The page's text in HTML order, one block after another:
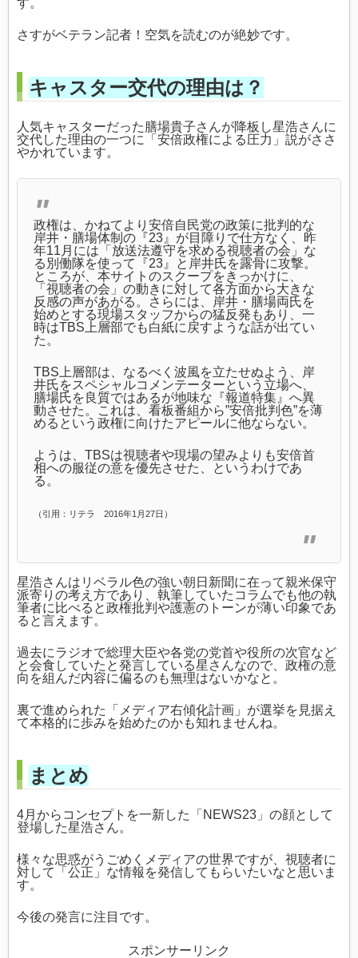
す。
さすがベテラン記者！空気を読むのが絶妙です。
キャスター交代の理由は？
人気キャスターだった膳場貴子さんが降板し星浩さんに
交代した理由の一つに「安倍政権による圧力」説がささ
やかれています。
政権は、かねてより安倍自民党の政策に批判的な
岸井・膳場体制の『23』が目障りで仕方なく、昨
年11月には「放送法遵守を求める視聴者の会」な
る別働隊を使って『23』と岸井氏を露骨に攻撃。
ところが、本サイトのスクープをきっかけに、
「視聴者の会」の動きに対して各方面から大きな
反感の声があがる。さらには、岸井・膳場両氏を
始めとする現場スタッフからの猛反発もあり、一
時はTBS上層部でも白紙に戻すような話が出てい
た。
TBS上層部は、なるべく波風を立たせぬよう、岸
井氏をスペシャルコメンテーターという立場へ、
膳場氏を良質ではあるが地味な『報道特集』へ異
動させた。これは、看板番組から”安倍批判色”を薄
めるという政権に向けたアピールに他ならない。
ようは、TBSは視聴者や現場の望みよりも安倍首
相への服従の意を優先させた、というわけであ
る。
（引用：リテラ 2016年1月27日）
星浩さんはリベラル色の強い朝日新聞に在って親米保守
派寄りの考え方であり、執筆していたコラムでも他の執
筆者に比べると政権批判や護憲のトーンが薄い印象であ
ると言えます。
過去にラジオで総理大臣や各党の党首や役所の次官など
と会食していたと発言している星さんなので、政権の意
向を組んだ内容に偏るのも無理はないかなと。
裏で進められた「メディア右傾化計画」が選挙を見据え
て本格的に歩みを始めたのかも知れませんね。
まとめ
4月からコンセプトを一新した「NEWS23」の顔として
登場した星浩さん。
様々な思惑がうごめくメディアの世界ですが、視聴者に
対して「公正」な情報を発信してもらいたいなと思いま
す。
今後の発言に注目です。
スポンサーリンク